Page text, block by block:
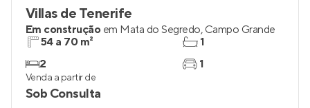
Villas de Tenerife
Em construção em Mata do Segredo, Campo Grande
54 a 70 m²
2
1
1
Venda a partir de
Sob Consulta